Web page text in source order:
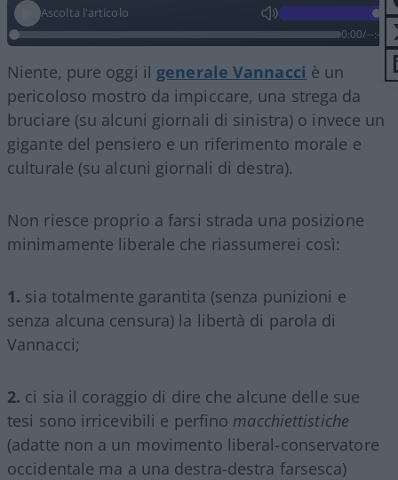
Ascolta l'articolo
0:00/--:--
Niente, pure oggi il generale Vannacci è un
pericoloso mostro da impiccare, una strega da
bruciare (su alcuni giornali di sinistra) o invece un
gigante del pensiero e un riferimento morale e
culturale (su alcuni giornali di destra).
Non riesce proprio a farsi strada una posizione
minimamente liberale che riassumerei così:
1. sia totalmente garantita (senza punizioni e
senza alcuna censura) la libertà di parola di
Vannacci;
2. ci sia il coraggio di dire che alcune delle sue
tesi sono irricevibili e perfino macchiettistiche
(adatte non a un movimento liberal-conservatore
occidentale ma a una destra-destra farsesca)